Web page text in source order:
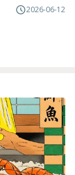
2026-06-12